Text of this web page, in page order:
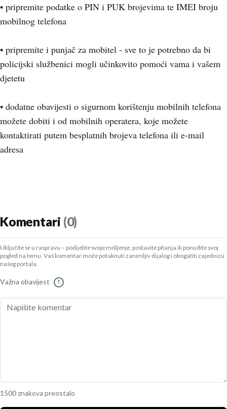
• pripremite podatke o PIN i PUK brojevima te IMEI broju
mobilnog telefona
• pripremite i punjač za mobitel - sve to je potrebno da bi
policijski službenici mogli učinkovito pomoći vama i vašem
djetetu
• dodatne obavijesti o sigurnom korištenju mobilnih telefona
možete dobiti i od mobilnih operatera, koje možete
kontaktirati putem besplatnih brojeva telefona ili e-mail
adresa
Komentari (0)
Uključite se u raspravu – podijelite svoje mišljenje, postavite pitanja ili ponudite svoj
pogled na temu. Vaš komentar može potaknuti zanimljiv dijalog i obogatiti zajednicu
našeg portala.
Važna obavijest !
1500 znakova preostalo